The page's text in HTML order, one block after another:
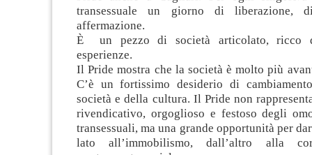
transessuale un giorno di liberazione,
affermazione.
È un pezzo di società articolato, ricco
esperienze.
Il Pride mostra che la società è molto più
C’è un fortissimo desiderio di
società e della cultura. Il Pride non
rivendicativo, orgoglioso e festoso degli
transessuali, ma una grande opportunità per
lato all’immobilismo, dall’altro alla